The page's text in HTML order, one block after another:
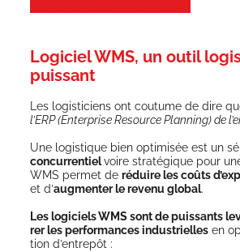
Logiciel WMS, un outil
puissant
Les logis­ti­ciens ont cou­tume de dire
l’ERP (Enter­prise Resource Plan­ning) de
Une logis­tique bien opti­mi­sée est un
concur­ren­tielvoire stra­té­gique pour
WMS per­met de réduire les coûts
et d’aug­men­ter le reve­nu glo­bal.
Les logi­ciels WMS sont de puis­sants
rer les per­for­mances indus­triellesen
tion d’entrepôt :